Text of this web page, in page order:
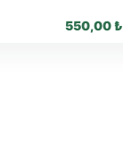
550,00₺